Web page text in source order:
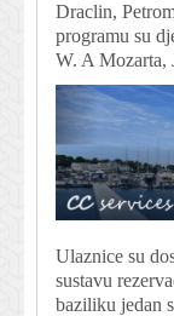
Draclin,
programu su
W. A Mozarta,
Ulaznice su
sustavu
baziliku jedan